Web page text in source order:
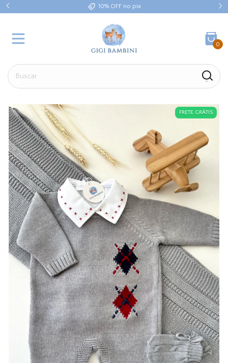
10% OFF no pix
0
FRETE GRÁTIS